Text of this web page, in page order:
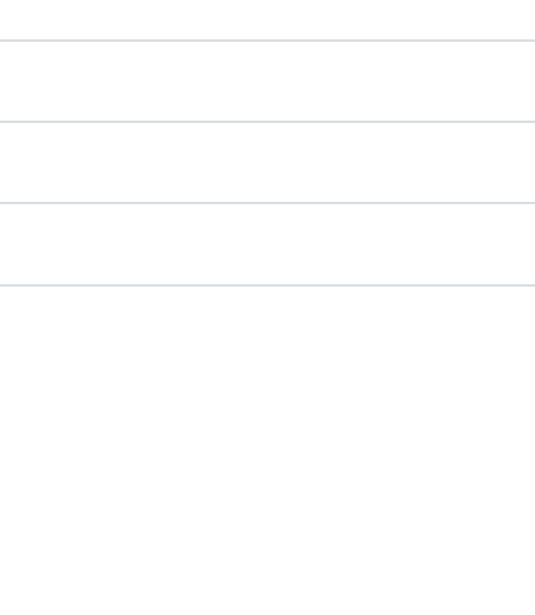
die Jagd nicht ausüben, sofern nicht die zuständige
dem Jagdpächter geschlossene und
ist die Fläche, auf der einem
kreisfreien Stadt.